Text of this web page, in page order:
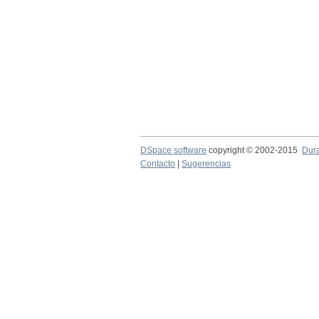
DSpace software copyright © 2002-2015
Contacto
Sugerencias